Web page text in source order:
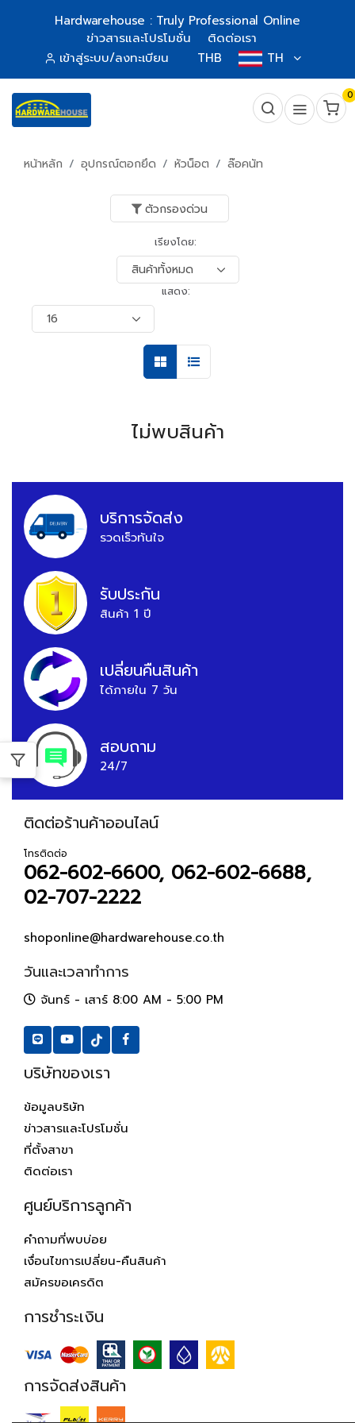
Hardwarehouse : Truly Professional Online
ข่าวสารและโปรโมชั่น
ติดต่อเรา
เข้าสู่ระบบ/ลงทะเบียน
THB TH
0
หน้าหลัก อุปกรณ์ตอกยึด หัวน็อต ล๊อคนัท
ตัวกรองด่วน
เรียงโดย:
แสดง:
ไม่พบสินค้า
บริการจัดส่ง
รวดเร็วทันใจ
รับประกัน
สินค้า 1 ปี
เปลี่ยนคืนสินค้า
ได้ภายใน 7 วัน
สอบถาม
24/7
ติดต่อร้านค้าออนไลน์
โทรติดต่อ
062-602-6600, 062-602-6688,
02-707-2222
shoponline@hardwarehouse.co.th
วันและเวลาทำการ
จันทร์ - เสาร์ 8:00 AM - 5:00 PM
บริษัทของเรา
ข้อมูลบริษัท
ข่าวสารและโปรโมชั่น
ที่ตั้งสาขา
ติดต่อเรา
ศูนย์บริการลูกค้า
คำถามที่พบบ่อย
เงื่อนไขการเปลี่ยน-คืนสินค้า
สมัครขอเครดิต
การชำระเงิน
การจัดส่งสินค้า